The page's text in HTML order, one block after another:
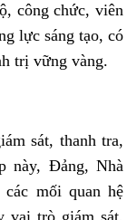
công chức, viên
lực sáng tạo, có
trị vững vàng.
sát, thanh tra,
này, Đảng, Nhà
mối quan hệ
vai trò giám sát,